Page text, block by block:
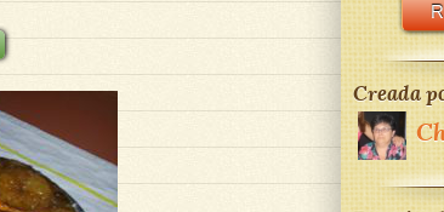
Creada